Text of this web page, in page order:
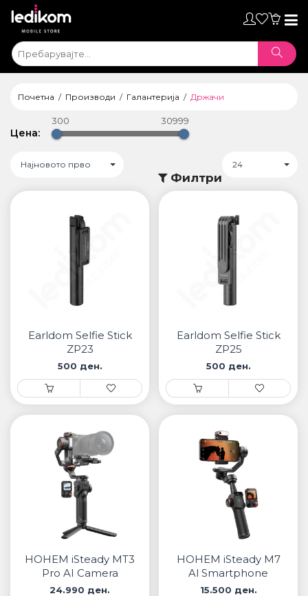
Почетна Производи Галантерија Држачи
Цена:
300 30999
Најновото прво 24
Филтри
Earldom Selfie Stick
ZP23
500 ден.
Earldom Selfie Stick
ZP25
500 ден.
HOHEM iSteady MT3
Pro AI Camera
Gimbal Stabilizer
24.990 ден.
HOHEM iSteady M7
Al Smartphone
Gimbal with Remote
15.500 ден.
• Xiaomi
ПАМЕТНИ ЧАСОВНИЦИ
• Apple watch
• Galaxy watch
• Останато
PLAYSTATION
ПАМЕТНИ УРЕДИ ЗА БЕЗБЕДНОСТ
ПРОЕКТОРИ